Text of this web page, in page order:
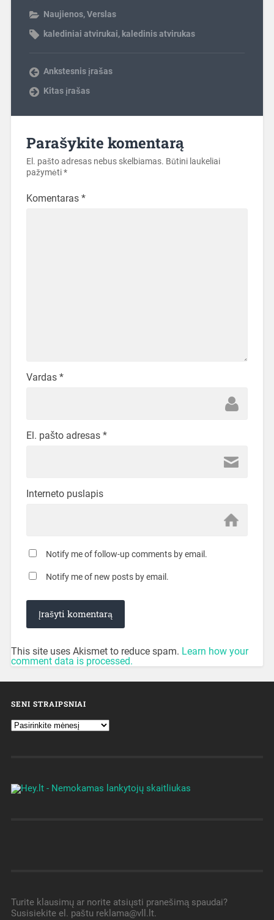
Naujienos,Verslas
kalediniai atvirukai, kaledinis atvirukas
Ankstesnis įrašas
Kitas įrašas
Parašykite komentarą
El. pašto adresas nebus skelbiamas. Būtini laukeliai
pažymėti*
Komentaras *
Vardas *
El. pašto adresas *
Interneto puslapis
Notify me of follow-up comments by email.
Notify me of new posts by email.
This site uses Akismet to reduce spam. Learn how your
comment data is processed.
SENI STRAIPSNIAI
Turite klausimų ar norite atsiųsti pranešimą spaudai?
Susisiekite el. paštu reklama@vll.lt.